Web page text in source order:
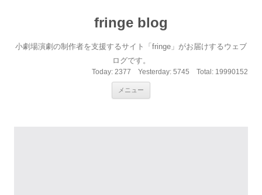
fringe blog
小劇場演劇の制作者を支援するサイト「fringe」がお届けするウェブ
ログです。
Today: 2377 Yesterday: 5745 Total: 19990152
メニュー